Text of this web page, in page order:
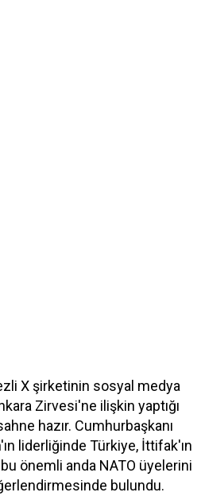
X şirketinin sosyal medya
Zirvesi'ne ilişkin yaptığı
hazır. Cumhurbaşkanı
liderliğinde Türkiye, İttifak'ın
önemli anda NATO üyelerini
bulundu.